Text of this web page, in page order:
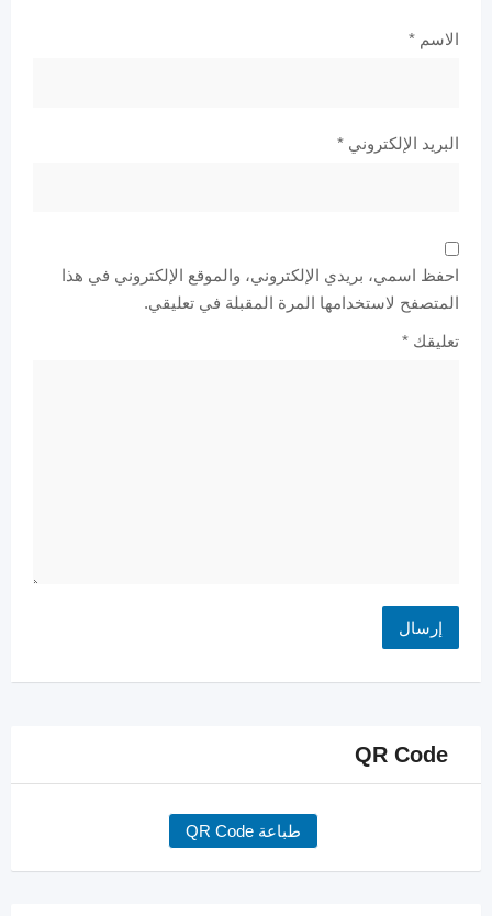
الاسم *
البريد الإلكتروني *
احفظ اسمي، بريدي الإلكتروني، والموقع الإلكتروني في هذا
المتصفح لاستخدامها المرة المقبلة في تعليقي.
تعليقك *
QR Code
طباعة QR Code